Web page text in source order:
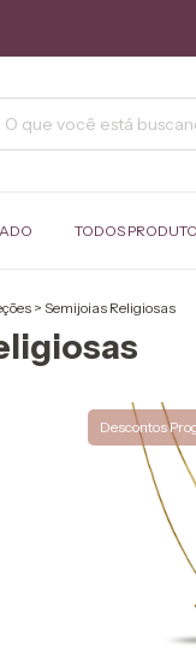
TODOS
> Semijoias Religiosas
Descontos